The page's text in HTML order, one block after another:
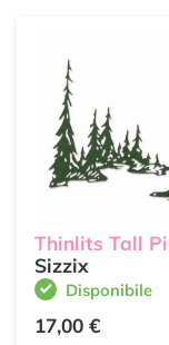
Thinlits Tall
Sizzix
Disponibile
17,00 €